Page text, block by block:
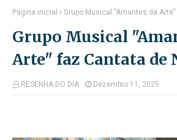
Página inicial Grupo Musical "Amantes da
Grupo Musical
Arte" faz Cantata de
RESENHA DO DIA Dezembro 11, 2025